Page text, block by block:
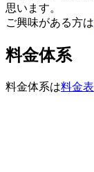
思います。
ご興味がある方は
料金体系
料金体系は料金表